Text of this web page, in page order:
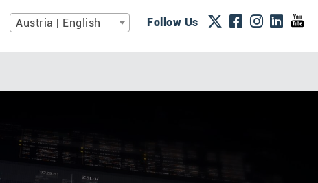
Austria | English Follow Us